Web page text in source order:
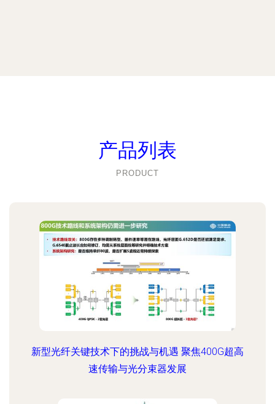
产品列表
PRODUCT
新型光纤关键技术下的挑战与机遇 聚焦400G超高
速传输与光分束器发展